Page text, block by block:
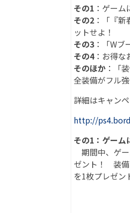
その1 ：ゲー
その2 ：「『
ットせよ！
その3 ：「W
その4：お得な
そのほか ：「
全装備がフル
詳細はキャン
http://
その1：ゲーム
期間中、ゲ
ゼント！ 装備
を1枚プレゼ